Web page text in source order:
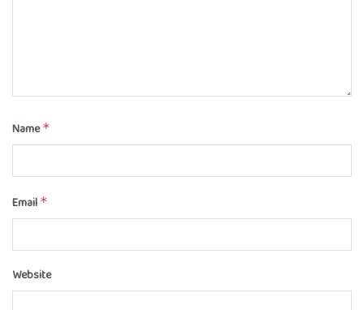
Name*
Email *
Website